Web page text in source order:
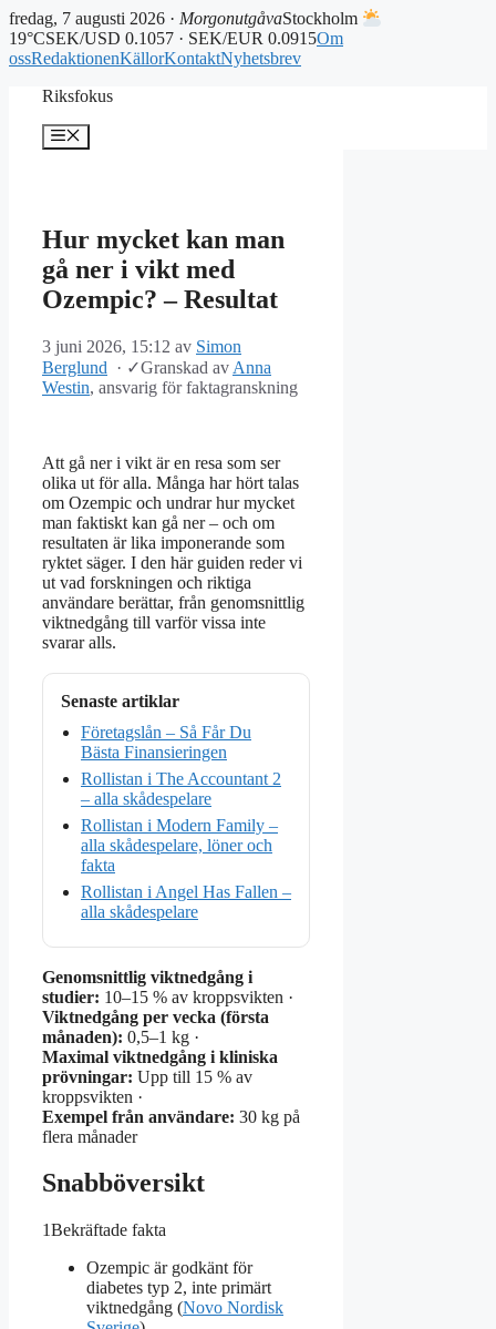
fredag, 7 augusti 2026 · MorgonutgåvaStockholm
19°CSEK/USD 0.1057 · SEK/EUR 0.0915Om
ossRedaktionenKällorKontaktNyhetsbrev
Riksfokus
Meny
Hur mycket kan man
gå ner i vikt med
Ozempic? – Resultat
3 juni 2026, 15:12 av Simon
Berglund
· ✓Granskad av Anna
Westin, ansvarig för faktagranskning
Att gå ner i vikt är en resa som ser
olika ut för alla. Många har hört talas
om Ozempic och undrar hur mycket
man faktiskt kan gå ner – och om
resultaten är lika imponerande som
ryktet säger. I den här guiden reder vi
ut vad forskningen och riktiga
användare berättar, från genomsnittlig
viktnedgång till varför vissa inte
svarar alls.
Senaste artiklar
Företagslån – Så Får Du
Bästa Finansieringen
Rollistan i The Accountant 2
– alla skådespelare
Rollistan i Modern Family –
alla skådespelare, löner och
fakta
Rollistan i Angel Has Fallen –
alla skådespelare
Genomsnittlig viktnedgång i
studier: 10–15 % av kroppsvikten ·
Viktnedgång per vecka (första
månaden): 0,5–1 kg ·
Maximal viktnedgång i kliniska
prövningar: Upp till 15 % av
kroppsvikten ·
Exempel från användare: 30 kg på
flera månader
Snabböversikt
1Bekräftade fakta
Ozempic är godkänt för
diabetes typ 2, inte primärt
viktnedgång (Novo Nordisk